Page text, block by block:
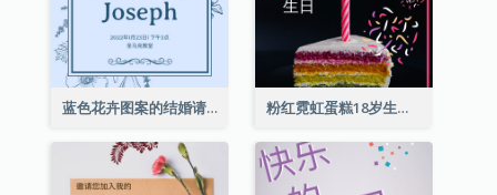
蓝色花卉图案的结婚请柬 粉红霓虹蛋糕18岁生日请柬